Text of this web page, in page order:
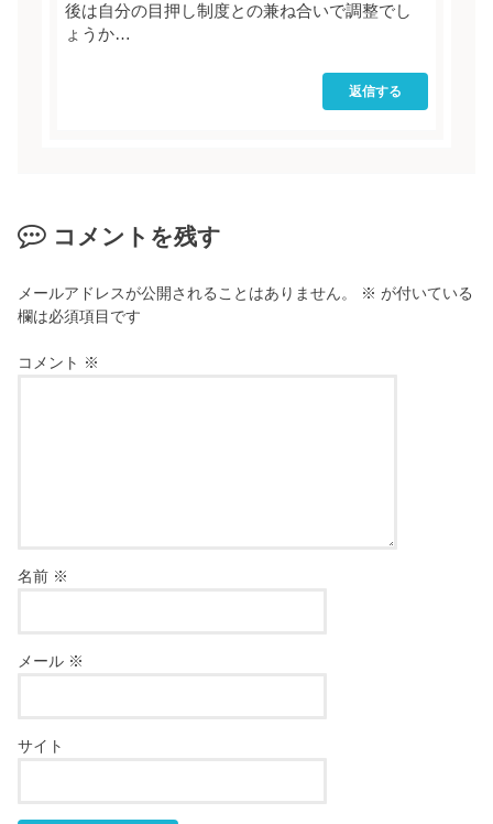
後は自分の目押し制度との兼ね合いで調整でし
ょうか…
返信する
コメントを残す
メールアドレスが公開されることはありません。 ※ が付いている
欄は必須項目です
コメント ※
名前 ※
メール ※
サイト